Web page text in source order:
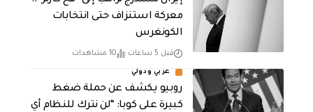
معركة استنزاف حتى انتخابات
الكونغرس
قبل 5 ساعات 10 مشاهدات
عربي ودولي
روبيو يكشف عن حملة ضغط
كبيرة على كوبا: “لن نترك للنظام أي